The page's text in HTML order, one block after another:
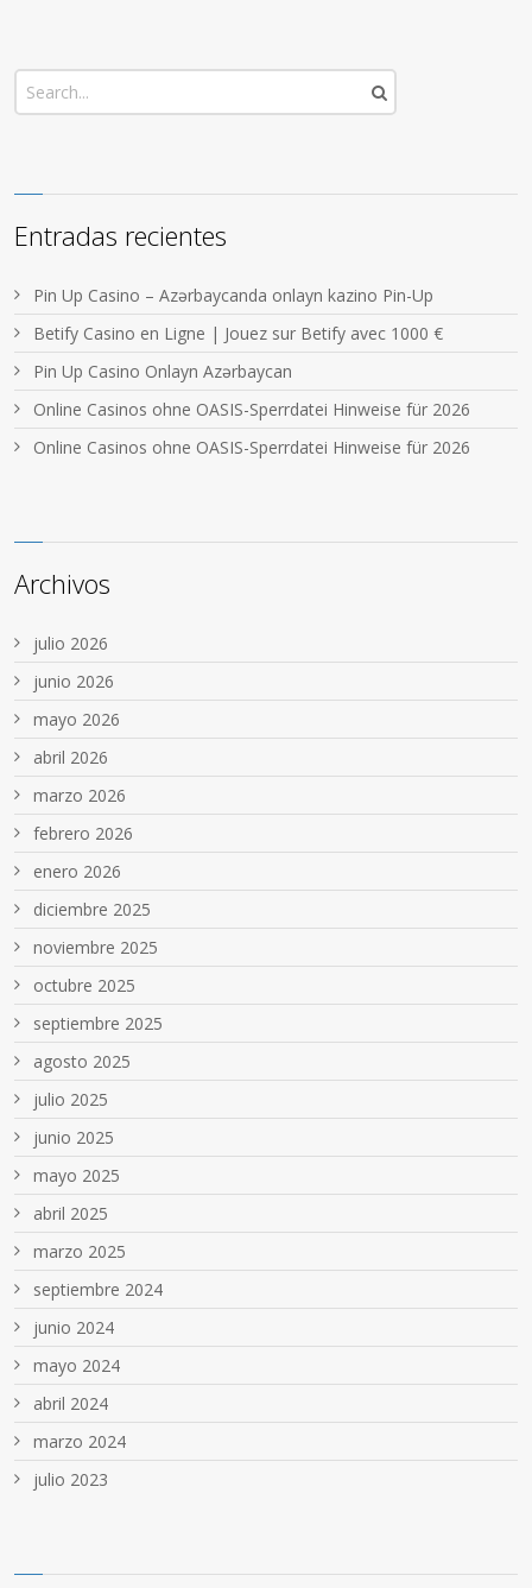
Entradas recientes
Pin Up Casino – Azərbaycanda onlayn kazino Pin-Up
Betify Casino en Ligne | Jouez sur Betify avec 1000 €
Pin Up Casino Onlayn Azərbaycan
Online Casinos ohne OASIS-Sperrdatei Hinweise für 2026
Online Casinos ohne OASIS-Sperrdatei Hinweise für 2026
Archivos
julio 2026
junio 2026
mayo 2026
abril 2026
marzo 2026
febrero 2026
enero 2026
diciembre 2025
noviembre 2025
octubre 2025
septiembre 2025
agosto 2025
julio 2025
junio 2025
mayo 2025
abril 2025
marzo 2025
septiembre 2024
junio 2024
mayo 2024
abril 2024
marzo 2024
julio 2023